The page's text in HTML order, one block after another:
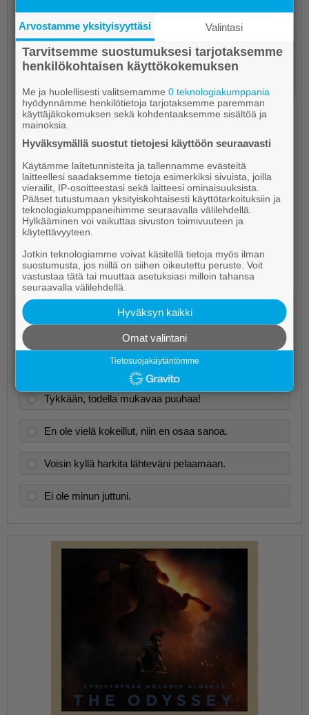
Tänään 3.8.2026 2.50
Muutto Joutsaan mahdollisti taiteen tekemisen
– Hanna-Leena Soisalo tutkii muodon liikettä
kuvapinnalla
Mitä mieltä olet bingosta?
Tykkään, todella mukavaa puuhaa!
En ole vielä kokeillut, niin en osaa sanoa.
Voisin kyllä harkita lähteväni pelaamaan.
Ei ole minun juttuni.
Arvostamme yksityisyyttäsi Valintasi
Tarvitsemme suostumuksesi tarjotaksemme
henkilökohtaisen käyttökokemuksen
Me ja huolellisesti valitsemamme0 teknologiakumppania
hyödynnämme henkilötietoja tarjotaksemme paremman
käyttäjäkokemuksen sekä kohdentaaksemme sisältöä ja
mainoksia.
Hyväksymällä suostut tietojesi käyttöön seuraavasti
Käytämme laitetunnisteita ja tallennamme evästeitä
laitteellesi saadaksemme tietoja esimerkiksi sivuista, joilla
vierailit, IP-osoitteestasi sekä laitteesi ominaisuuksista.
Pääset tutustumaan yksityiskohtaisesti käyttötarkoituksiin ja
teknologiakumppaneihimme seuraavalla välilehdellä.
Hylkääminen voi vaikuttaa sivuston toimivuuteen ja
käytettävyyteen.
Jotkin teknologiamme voivat käsitellä tietoja myös ilman
suostumusta, jos niillä on siihen oikeutettu peruste. Voit
vastustaa tätä tai muuttaa asetuksiasi milloin tahansa
seuraavalla välilehdellä.
Hyväksyn kaikki
Omat valintani
Tietosuojakäytäntömme